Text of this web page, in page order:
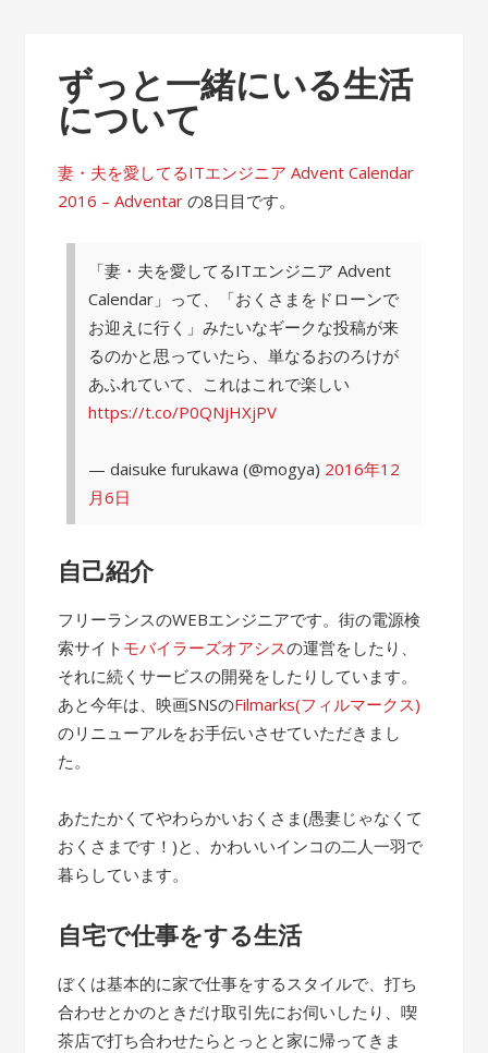
ずっと一緒にいる生活
について
妻・夫を愛してるITエンジニア Advent Calendar
2016 – Adventar の8日目です。
「妻・夫を愛してるITエンジニア Advent
Calendar」って、「おくさまをドローンで
お迎えに行く」みたいなギークな投稿が来
るのかと思っていたら、単なるおのろけが
あふれていて、これはこれで楽しい
https://t.co/P0QNjHXjPV
— daisuke furukawa (@mogya) 2016年12
月6日
自己紹介
フリーランスのWEBエンジニアです。街の電源検
索サイト モバイラーズオアシスの運営をしたり、
それに続くサービスの開発をしたりしています。
あと今年は、映画SNSのFilmarks(フィルマークス)
のリニューアルをお手伝いさせていただきまし
た。
あたたかくてやわらかいおくさま(愚妻じゃなくて
おくさまです！)と、かわいいインコの二人一羽で
暮らしています。
自宅で仕事をする生活
ぼくは基本的に家で仕事をするスタイルで、打ち
合わせとかのときだけ取引先にお伺いしたり、喫
茶店で打ち合わせたらとっとと家に帰ってきま